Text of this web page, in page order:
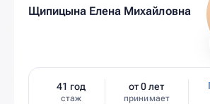
Щипицына Елена Михайловна
41 год
стаж
от 0 лет
принимает